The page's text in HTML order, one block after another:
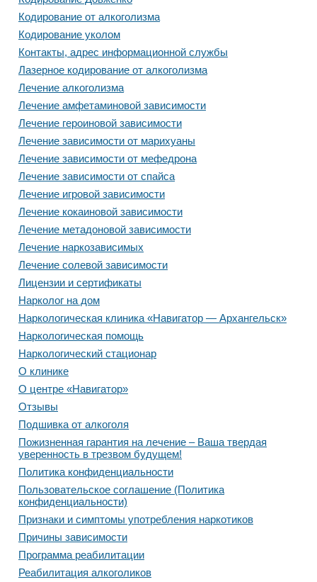
Кодирование от алкоголизма
Кодирование уколом
Контакты, адрес информационной службы
Лазерное кодирование от алкоголизма
Лечение алкоголизма
Лечение амфетаминовой зависимости
Лечение героиновой зависимости
Лечение зависимости от марихуаны
Лечение зависимости от мефедрона
Лечение зависимости от спайса
Лечение игровой зависимости
Лечение кокаиновой зависимости
Лечение метадоновой зависимости
Лечение наркозависимых
Лечение солевой зависимости
Лицензии и сертификаты
Нарколог на дом
Наркологическая клиника «Навигатор — Архангельск»
Наркологическая помощь
Наркологический стационар
О клинике
О центре «Навигатор»
Отзывы
Подшивка от алкоголя
Пожизненная гарантия на лечение – Ваша твердая
уверенность в трезвом будущем!
Политика конфиденциальности
Пользовательское соглашение (Политика
конфиденциальности)
Признаки и симптомы употребления наркотиков
Причины зависимости
Программа реабилитации
Реабилитация алкоголиков